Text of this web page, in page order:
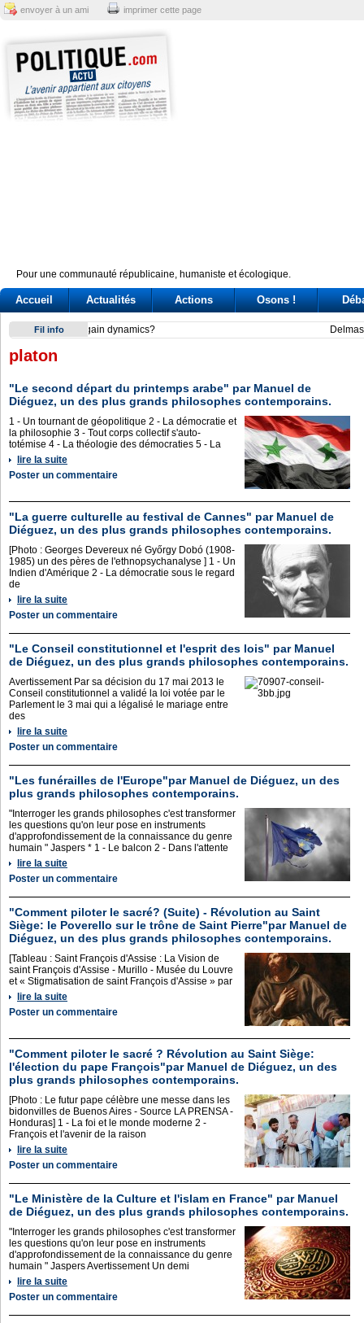
envoyer à un ami imprimer cette page
Pour une communauté républicaine, humaniste et écologique.
Accueil Actualités Actions Osons !
Fil info Delmastro, bagarre sulle chat. La Camera nega l’utilizzo e
platon
"Le second départ du printemps arabe" par Manuel de
Diéguez, un des plus grands philosophes contemporains.
1 - Un tournant de géopolitique 2 - La démocratie et
la philosophie 3 - Tout corps collectif s'auto-
totémise 4 - La théologie des démocraties 5 - La
lire la suite
Poster un commentaire
"La guerre culturelle au festival de Cannes" par Manuel de
Diéguez, un des plus grands philosophes contemporains.
[Photo : Georges Devereux né Győrgy Dobó (1908-
1985) un des pères de l'ethnopsychanalyse ] 1 - Un
Indien d'Amérique 2 - La démocratie sous le regard
de
lire la suite
Poster un commentaire
"Le Conseil constitutionnel et l'esprit des lois" par Manuel
de Diéguez, un des plus grands philosophes contemporains.
Avertissement Par sa décision du 17 mai 2013 le
Conseil constitutionnel a validé la loi votée par le
Parlement le 3 mai qui a légalisé le mariage entre
des
lire la suite
Poster un commentaire
"Les funérailles de l'Europe"par Manuel de Diéguez, un des
plus grands philosophes contemporains.
"Interroger les grands philosophes c'est transformer
les questions qu'on leur pose en instruments
d'approfondissement de la connaissance du genre
humain " Jaspers * 1 - Le balcon 2 - Dans l'attente
lire la suite
Poster un commentaire
"Comment piloter le sacré? (Suite) - Révolution au Saint
Siège: le Poverello sur le trône de Saint Pierre"par Manuel de
Diéguez, un des plus grands philosophes contemporains.
[Tableau : Saint François d'Assise : La Vision de
saint François d'Assise - Murillo - Musée du Louvre
et « Stigmatisation de saint François d'Assise » par
lire la suite
Poster un commentaire
"Comment piloter le sacré ? Révolution au Saint Siège:
l'élection du pape François"par Manuel de Diéguez, un des
plus grands philosophes contemporains.
[Photo : Le futur pape célèbre une messe dans les
bidonvilles de Buenos Aires - Source LA PRENSA -
Honduras] 1 - La foi et le monde moderne 2 -
François et l'avenir de la raison
lire la suite
Poster un commentaire
"Le Ministère de la Culture et l'islam en France" par Manuel
de Diéguez, un des plus grands philosophes contemporains.
"Interroger les grands philosophes c'est transformer
les questions qu'on leur pose en instruments
d'approfondissement de la connaissance du genre
humain " Jaspers Avertissement Un demi
lire la suite
Poster un commentaire